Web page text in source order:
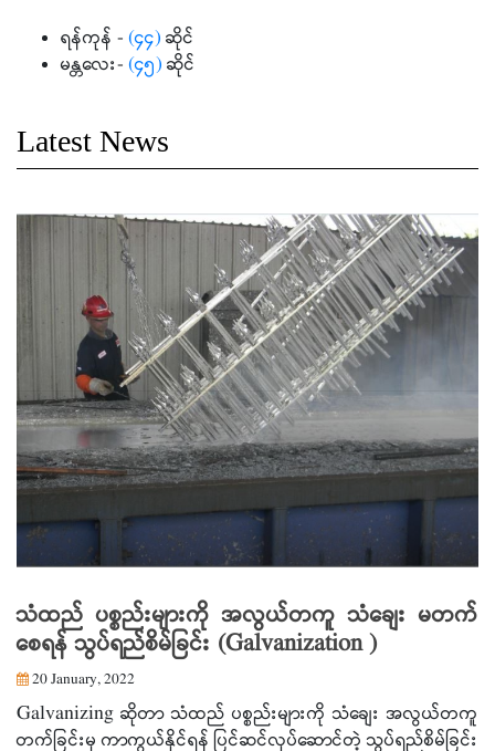
ရန်ကုန် - (၄၄) ဆိုင်
မန္တလေး- (၄၅) ဆိုင်
Latest News
သံထည် ပစ္စည်းများကို အလွယ်တကူ သံချေး မတက်
စေရန် သွပ်ရည်စိမ်ခြင်း (Galvanization )
20 January, 2022
Galvanizing ဆိုတာ သံထည် ပစ္စည်းများကို သံချေး အလွယ်တကူ
တက်ခြင်းမှ ကာကွယ်နိုင်ရန် ပြင်ဆင်လုပ်ဆောင်တဲ့ သွပ်ရည်စိမ်ခြင်း